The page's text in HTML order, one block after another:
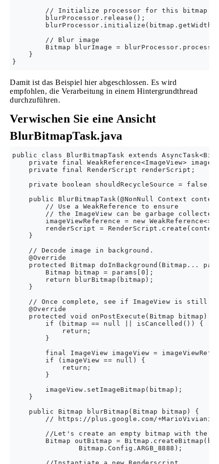
        // Initialize processor for this bitmap
        blurProcessor.release();
        // Blur image
Bitmap blurImage =
    }
Damit ist das Beispiel hier abgeschlossen. Es wird
empfohlen, die Verarbeitung in einem Hintergrundthread
durchzuführen.
Verwischen Sie eine Ansicht
BlurBitmapTask.java
public class BlurBitmapTask extends
private final WeakReference<ImageView>
    private final RenderScript renderScript;
    private boolean shouldRecycleSource = false;
public BlurBitmapTask(@NonNull Context
        // Use a WeakReference to ensure
        // the ImageView can be garbage collected
imageViewReference = new
renderScript =
    }
    // Decode image in background.
    @Override
protected Bitmap doInBackground(Bitmap...
        Bitmap bitmap = params[0];
        return blurBitmap(bitmap);
    }
// Once complete, see if ImageView is still
    @Override
    protected void onPostExecute(Bitmap bitmap) {
        if (bitmap == null || isCancelled()) {
            return;
        }
final ImageView imageView =
        if (imageView == null) {
            return;
        }
        imageView.setImageBitmap(bitmap);
    }
    public Bitmap blurBitmap(Bitmap bitmap) {
// https://plus.google.com/+MarioViviani/
//Let's create an empty bitmap with the
Bitmap outBitmap =
                Bitmap.Config.ARGB_8888);